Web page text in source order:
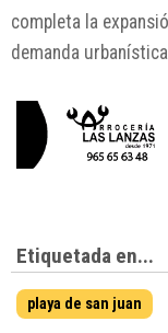
completa la
demanda
Etiquetada en...
playa de san juan